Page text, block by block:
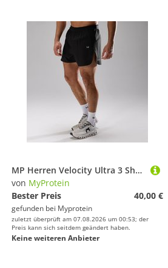
MP Herren Velocity Ultra 3 Shorts - Schwarz - M
von MyProtein
Bester Preis
40,00 €
gefunden bei Myprotein
zuletzt überprüft am 07.08.2026 um 00:53; der
Preis kann sich seitdem geändert haben.
Keine weiteren Anbieter